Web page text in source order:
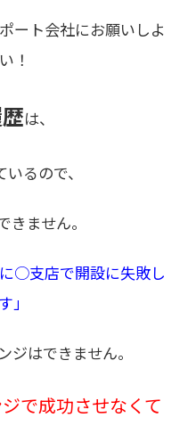
ート会社にお願いしよ
！
は、
るので、
ません。
○支店で開設に失敗し
」
ジはできません。
で成功させなくて